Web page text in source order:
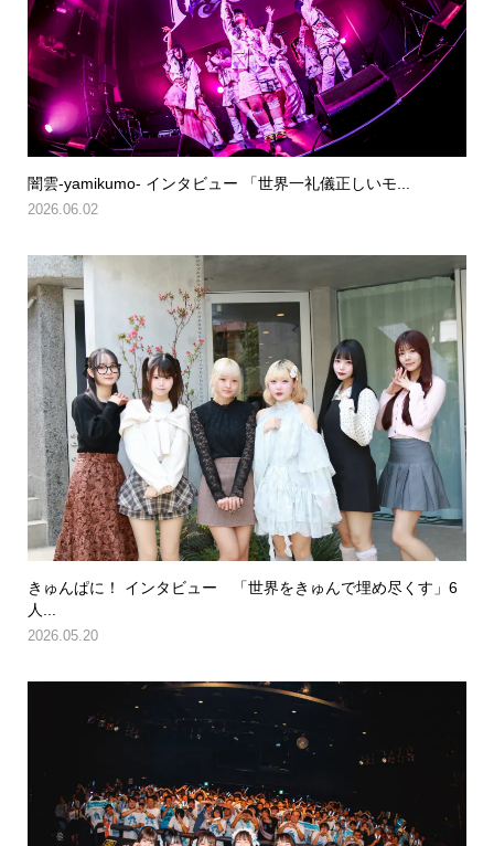
闇雲-yamikumo- インタビュー 「世界一礼儀正しいモ...
2026.06.02
きゅんぱに！ インタビュー 「世界をきゅんで埋め尽くす」6
人...
2026.05.20